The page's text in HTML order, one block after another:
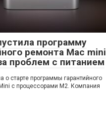
программу
ремонта Mac mini
проблем с питанием
о старте программы гарантийного
с процессорами M2. Компания